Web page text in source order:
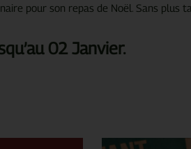
pour son repas de Noël. Sans plus
02 Janvier.